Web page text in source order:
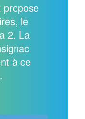
propose
le
2. La
à ce